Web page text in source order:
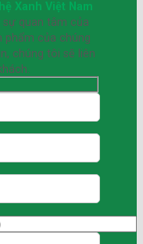
Xanh Việt Nam
quan tâm của
phẩm của chúng
chúng tôi sẽ liên